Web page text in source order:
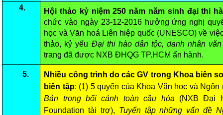
4.
Hội thảo kỷ niệm 250 năm năm sinh đại thi
chức vào ngày 23-12-2016 hưởng ứng nghị
học và Văn hoá Liên hiệp quốc (UNESCO) về
thảo, kỷ yếu Đại thi hào dân tộc, danh nhân
trang đã được NXB ĐHQG TP.HCM ấn hành.
5.
Nhiều công trình do các GV trong Khoa biên
biên tập: (1) 5 quyển của Khoa Văn học và
Bản trong bối cảnh toàn cầu hóa (NXB Đại
Foundation tài trợ), Tuyển tập những vấn đề